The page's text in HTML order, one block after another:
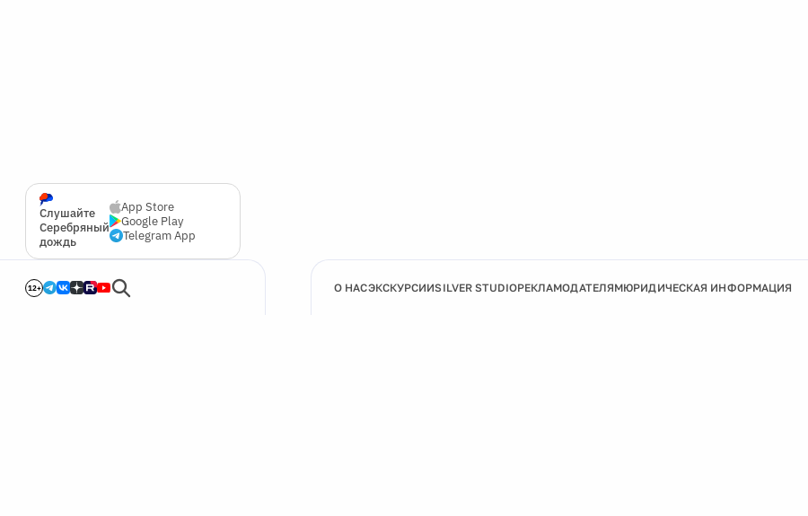
Слушайте
Серебряный
дождь
App Store
Google Play
Telegram App
12+ О НАСЭКСКУРСИИSILVER STUDIOРЕКЛАМОДАТЕЛЯМЮРИДИЧЕСКАЯ ИНФОРМАЦИЯ